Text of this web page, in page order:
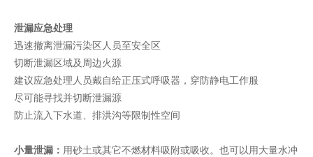
泄漏应急处理
迅速撤离泄漏污染区人员至安全区
切断泄漏区域及周边火源
建议应急处理人员戴自给正压式呼吸器，穿防静电工作服
尽可能寻找并切断泄漏源
防止流入下水道、排洪沟等限制性空间
小量泄漏： 用砂土或其它不燃材料吸附或吸收。也可以用大量水冲